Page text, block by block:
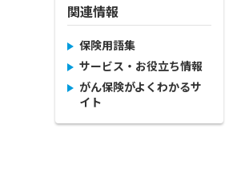
関連情報
保険用語集
サービス・お役立ち情報
がん保険がよくわかるサ
イト